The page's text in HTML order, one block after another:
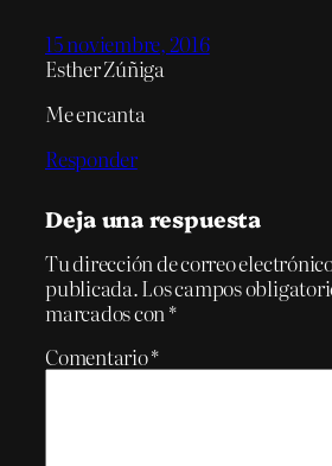
15 noviembre, 2016
Esther Zúñiga
Me encanta
Responder
Deja una respuesta
Tu dirección de correo
publicada.Los campos
marcados con *
Comentario*